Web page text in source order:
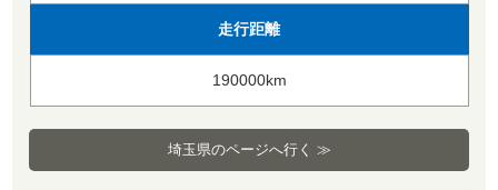
走行距離
190000km
埼玉県のページへ行く ≫